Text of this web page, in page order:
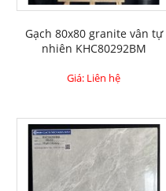
Gạch 80x80 granite vân tự
nhiên KHC80292BM
Giá: Liên hệ